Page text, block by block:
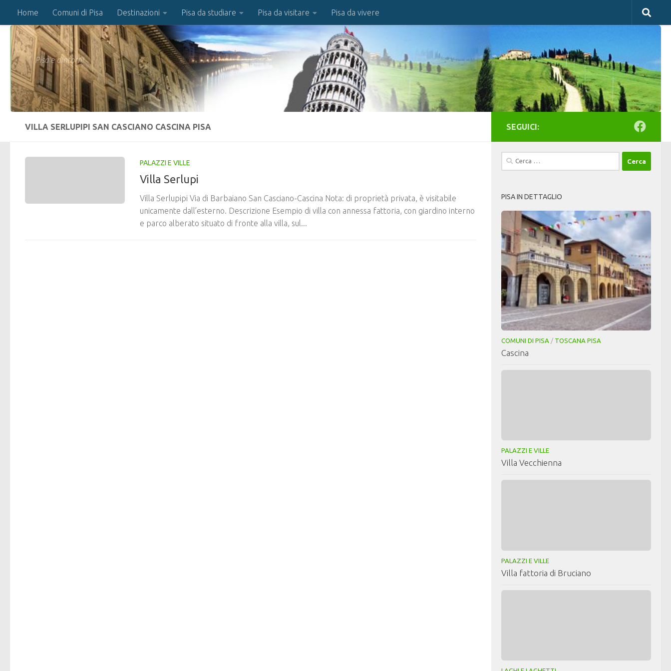
Salta al contenuto
Home Comuni di Pisa Destinazioni Pisa da studiare Pisa da visitare Pisa da vivere
Pisa e dintorni
VILLA SERLUPIPI SAN CASCIANO CASCINA PISA
PALAZZI E VILLE
Villa Serlupi
Villa Serlupipi Via di Barbaiano San Casciano-Cascina Nota: di proprietà privata, è visitabile
unicamente dall’esterno. Descrizione Esempio di villa con annessa fattoria, con giardino interno
e parco alberato situato di fronte alla villa, sul...
SEGUICI:
Ricerca
per:
PISA IN DETTAGLIO
COMUNI DI PISA / TOSCANA PISA
Cascina
PALAZZI E VILLE
Villa Vecchienna
PALAZZI E VILLE
Villa fattoria di Bruciano